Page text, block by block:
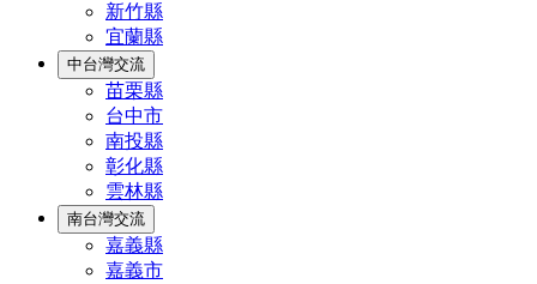
新竹縣
宜蘭縣
中台灣交流
苗栗縣
台中市
南投縣
彰化縣
雲林縣
南台灣交流
嘉義縣
嘉義市